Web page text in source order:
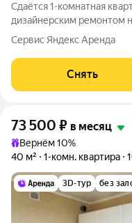
Сдаётся 1-комнатная
дизайнерским ремонтом
срок от 11 месяцев. Из техники есть:
Стиральная машина Холодильник Кондиционер
Микроволновка Дом -
Сервис Яндекс Аренда
Снять
73 500 ₽ в месяц
Вернём 10%
40 м²
1-комн. квартира
3D-тур без